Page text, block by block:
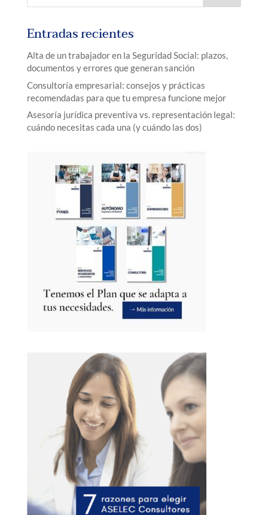
Entradas recientes
Alta de un trabajador en la Seguridad Social: plazos,
documentos y errores que generan sanción
Consultoría empresarial: consejos y prácticas
recomendadas para que tu empresa funcione mejor
Asesoría jurídica preventiva vs. representación legal:
cuándo necesitas cada una (y cuándo las dos)